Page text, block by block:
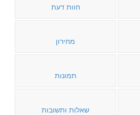
חוות דעת
מחירון
תמונות
שאלות ותשובות